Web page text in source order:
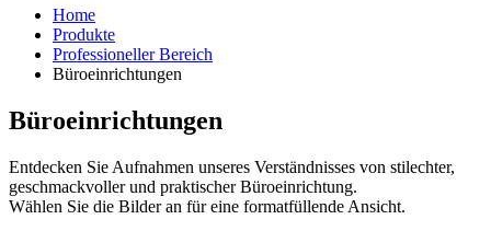
Home
Produkte
Professioneller Bereich
Büroeinrichtungen
Büroeinrichtungen
Entdecken Sie Aufnahmen unseres Verständnisses von stilechter,
geschmackvoller und praktischer Büroeinrichtung.
Wählen Sie die Bilder an für eine formatfüllende Ansicht.